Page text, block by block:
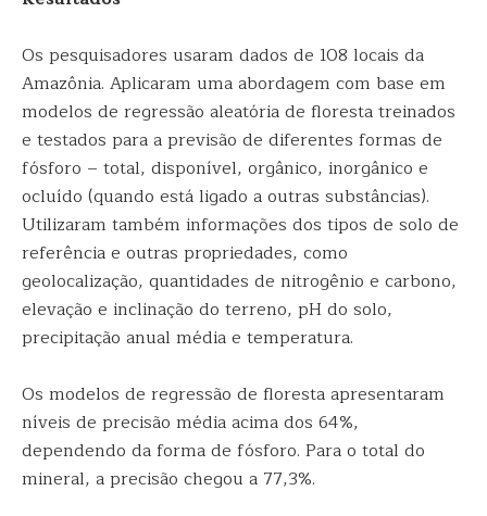
Os pesquisadores usaram dados de 108 locais da
Amazônia. Aplicaram uma abordagem com base em
modelos de regressão aleatória de floresta treinados
e testados para a previsão de diferentes formas de
fósforo – total, disponível, orgânico, inorgânico e
ocluído (quando está ligado a outras substâncias).
Utilizaram também informações dos tipos de solo de
referência e outras propriedades, como
geolocalização, quantidades de nitrogênio e carbono,
elevação e inclinação do terreno, pH do solo,
precipitação anual média e temperatura.
Os modelos de regressão de floresta apresentaram
níveis de precisão média acima dos 64%,
dependendo da forma de fósforo. Para o total do
mineral, a precisão chegou a 77,3%.